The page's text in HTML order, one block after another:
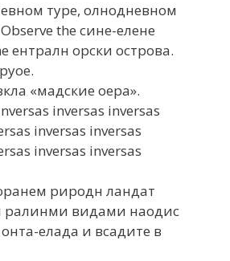
туре, олнодневном
the сине-eлене
ентралн орски острова.
«мадские оера».
inversas inversas
inversas inversas
inversas inversas
риродн ландат
ралинми видами наодис
елада и всадите в